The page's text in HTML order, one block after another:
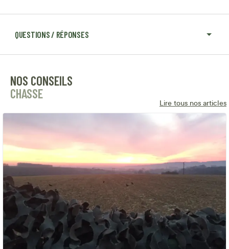
QUESTIONS / RÉPONSES
NOS CONSEILS
CHASSE
Lire tous nos articles